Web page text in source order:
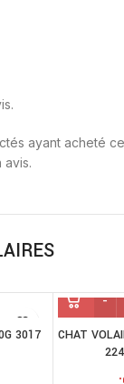
ayant acheté
avis.
3017
CHAT